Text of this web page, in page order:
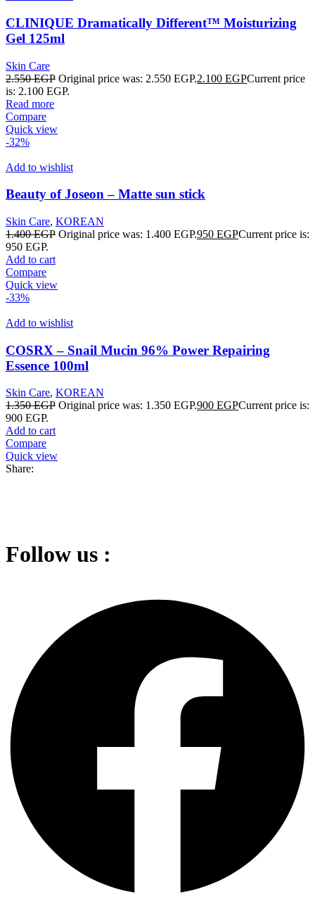
CLINIQUE Dramatically Different™ Moisturizing
Gel 125ml
Skin Care
2.550EGP Original price was: 2.550 EGP.2.100 EGPCurrent price
is: 2.100 EGP.
Read more
Compare
Quick view
-32%
Add to wishlist
Beauty of Joseon – Matte sun stick
Skin Care, KOREAN
1.400EGP Original price was: 1.400 EGP.950 EGPCurrent price is:
950 EGP.
Add to cart
Compare
Quick view
-33%
Add to wishlist
COSRX – Snail Mucin 96% Power Repairing
Essence 100ml
Skin Care, KOREAN
1.350EGP Original price was: 1.350 EGP.900 EGPCurrent price is:
900 EGP.
Add to cart
Compare
Quick view
Share:
Follow us :